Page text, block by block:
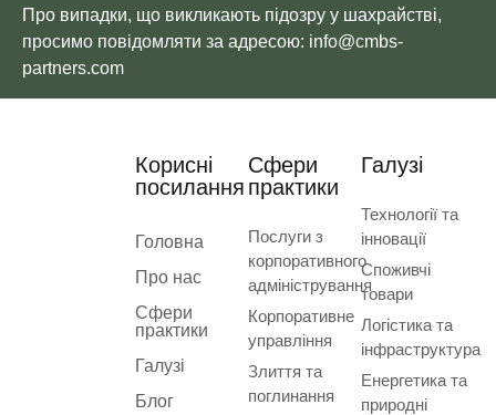
Про випадки, що викликають підозру у шахрайстві,
просимо повідомляти за адресою: info@cmbs-
partners.com
Корисні
посилання
Головна
Про нас
Сфери
практики
Галузі
Блог
Сфери
практики
Послуги з
корпоративного
адміністрування
Корпоративне
управління
Злиття та
поглинання
Галузі
Технології та
інновації
Споживчі
товари
Логістика та
інфраструктура
Енергетика та
природні